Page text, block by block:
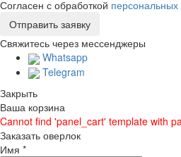
Согласен с обработкой
Свяжитесь через мессенджеры
Whatsapp
Telegram
Закрыть
Ваша корзина
Cannot find 'panel_cart' template with
Заказать оверлок
Имя *